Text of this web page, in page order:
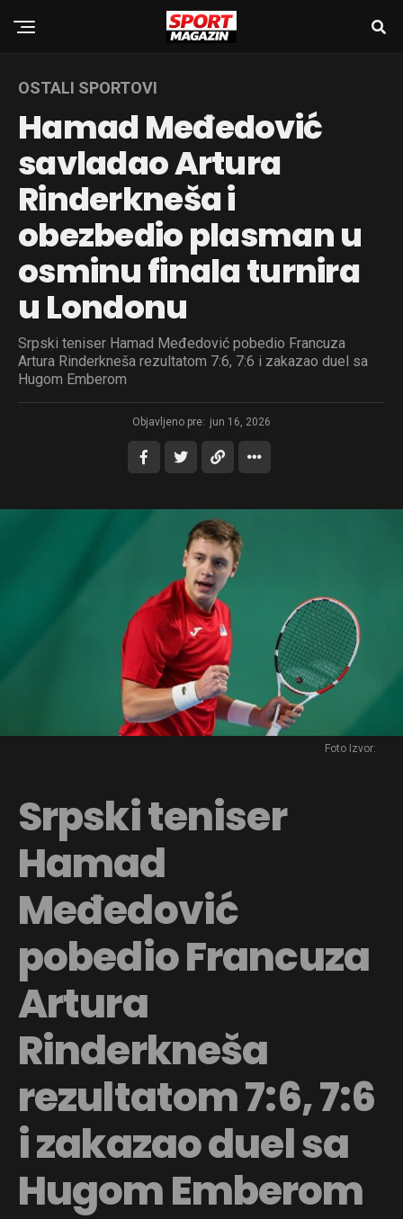
OSTALI SPORTOVI
Hamad Međedović
savladao Artura
Rinderkneša i
obezbedio plasman u
osminu finala turnira
u Londonu
Srpski teniser Hamad Međedović pobedio Francuza
Artura Rinderkneša rezultatom 7:6, 7:6 i zakazao duel sa
Hugom Emberom
Objavljeno pre: jun 16, 2026
Foto Izvor:
Srpski teniser
Hamad
Međedović
pobedio Francuza
Artura
Rinderkneša
rezultatom 7:6, 7:6
i zakazao duel sa
Hugom Emberom